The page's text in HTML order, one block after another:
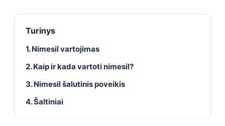
Turinys
1. Nimesil vartojimas
2. Kaip ir kada vartoti nimesil?
3. Nimesil šalutinis poveikis
4. Šaltiniai